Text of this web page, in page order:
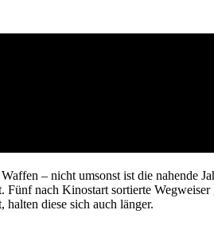
– nicht umsonst ist die nahende
nach Kinostart sortierte
diese sich auch länger.